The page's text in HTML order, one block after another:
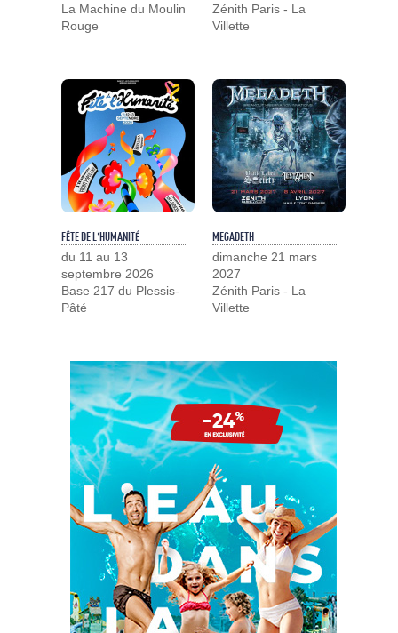
La Machine du Moulin
Rouge
Zénith Paris - La
Villette
FÊTE DE L'HUMANITÉ
du 11 au 13
septembre 2026
Base 217 du Plessis-
Pâté
MEGADETH
dimanche 21 mars
2027
Zénith Paris - La
Villette